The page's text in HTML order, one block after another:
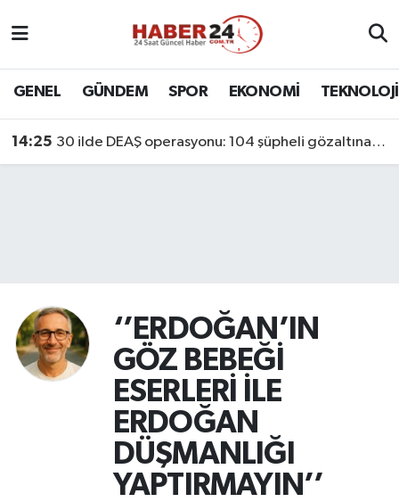
GENEL GÜNDEM SPOR EKONOMİ TEKNOLOJİ
14:25 30 ilde DEAŞ operasyonu: 104 şüpheli gözaltına alındı
‘’ERDOĞAN’IN
GÖZ BEBEĞİ
ESERLERİ İLE
ERDOĞAN
DÜŞMANLIĞI
YAPTIRMAYIN’’
Nöbetçi Eczaneler
Son Dakika Haberleri
Haber Arşivi